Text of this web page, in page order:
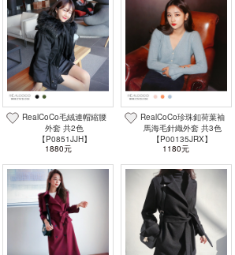
RealCoCo毛絨連帽縮腰
外套 共2色
【P0851JJH】
1880元
RealCoCo珍珠釦荷葉袖
馬海毛針織外套 共3色
【P00135JRX】
1180元